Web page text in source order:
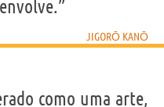
JIGORŌ KANŌ
como uma arte,